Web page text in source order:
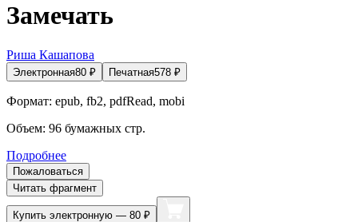
Замечать
Риша Кашапова
Электронная80 ₽ Печатная578 ₽
Формат: epub, fb2, pdfRead, mobi
Объем: 96 бумажных стр.
Подробнее
Пожаловаться
Читать фрагмент
Купить электронную — 80 ₽